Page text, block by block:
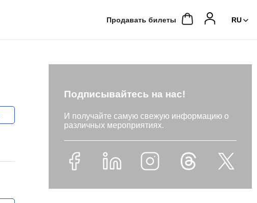
Продавать билеты
Подписывайтесь на нас!
И получайте самую свежую информацию о
различных мероприятиях.